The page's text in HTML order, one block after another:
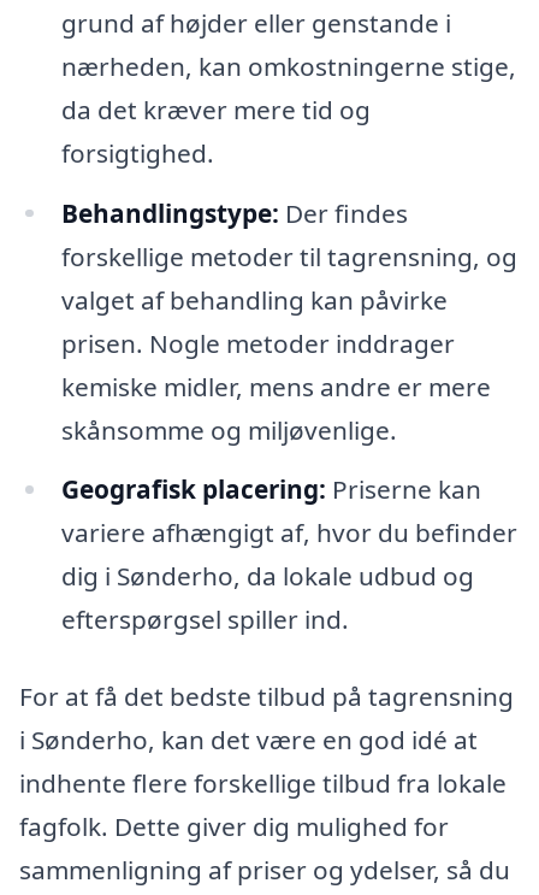
grund af højder eller genstande i
nærheden, kan omkostningerne stige,
da det kræver mere tid og
forsigtighed.
Behandlingstype: Der findes
forskellige metoder til tagrensning, og
valget af behandling kan påvirke
prisen. Nogle metoder inddrager
kemiske midler, mens andre er mere
skånsomme og miljøvenlige.
Geografisk placering: Priserne kan
variere afhængigt af, hvor du befinder
dig i Sønderho, da lokale udbud og
efterspørgsel spiller ind.
For at få det bedste tilbud på tagrensning
i Sønderho, kan det være en god idé at
indhente flere forskellige tilbud fra lokale
fagfolk. Dette giver dig mulighed for
sammenligning af priser og ydelser, så du